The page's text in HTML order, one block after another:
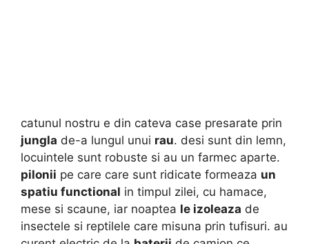
catunul nostru e din cateva case presarate prin
jungla de-a lungul unui rau. desi sunt din lemn,
locuintele sunt robuste si au un farmec aparte.
pilonii pe care care sunt ridicate formeaza un
spatiu functional in timpul zilei, cu hamace,
mese si scaune, iar noaptea le izoleaza de
insectele si reptilele care misuna prin tufisuri. au